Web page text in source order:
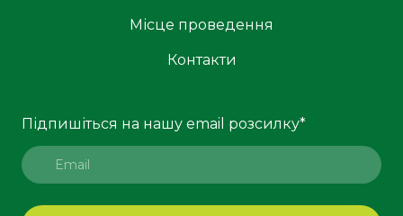
Місце проведення
Контакти
Підпишіться на нашу email розсилку*